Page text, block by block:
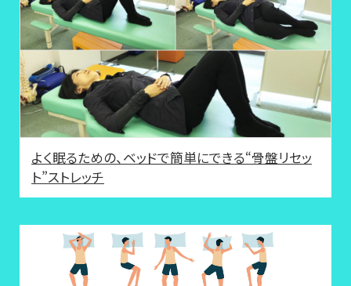
よく眠るための、ベッドで簡単にできる“骨盤リセッ
ト”ストレッチ